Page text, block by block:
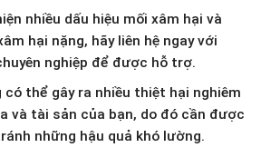
nhiều dấu hiệu mối xâm hại và
hại nặng, hãy liên hệ ngay với
nghiệp để được hỗ trợ.
có thể gây ra nhiều thiệt hại nghiêm
và tài sản của bạn, do đó cần được
những hậu quả khó lường.